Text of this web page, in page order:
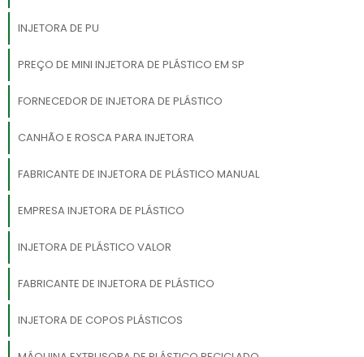
INJETORA DE PU
PREÇO DE MINI INJETORA DE PLÁSTICO EM SP
FORNECEDOR DE INJETORA DE PLÁSTICO
CANHÃO E ROSCA PARA INJETORA
FABRICANTE DE INJETORA DE PLÁSTICO MANUAL
EMPRESA INJETORA DE PLÁSTICO
INJETORA DE PLÁSTICO VALOR
FABRICANTE DE INJETORA DE PLÁSTICO
INJETORA DE COPOS PLÁSTICOS